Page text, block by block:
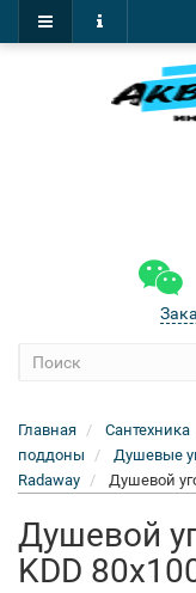
Главная Сантехника
поддоны
Душевые
Radaway
Душевой
Душевой
KDD